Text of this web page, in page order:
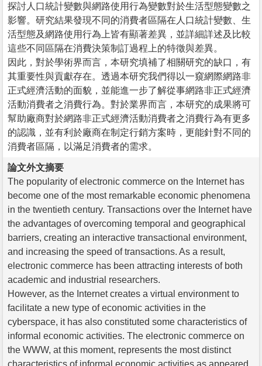
探討人口統計變數與網路使用行為變數對於生活型態變數之
影響。研究結果發現不同的消費者區隔在人口統計變數、生
活型態及網路使用行為上皆有顯著差異，並詳細詳述及比較
這些不同區隔在消費決策制訂過程上的特徵與差異。
因此，對於學術界而言，本研究填補了相關研究的缺口，有
其重要性與貢獻存在。透過本研究我們得以一窺網際網路非
正式經濟活動的面貌，並能進一步了解從事網路非正式經濟
活動消費者之消費行為。對於業界而言，本研究的成果將可
幫助廠商對於網路非正式經濟活動消費者之消費行為有更多
的認識，並有利於廠商在制定行銷方案時，更能針對不同的
消費者區隔，以滿足消費者的需求。
論文外文摘要
The popularity of electronic commerce on the Internet has
become one of the most remarkable economic phenomena
in the twentieth century. Transactions over the Internet have
the advantages of overcoming temporal and geographical
barriers, creating an interactive transactional environment,
and increasing the speed of transactions. As a result,
electronic commerce has been attracting interests of both
academic and industrial researchers.
However, as the Internet creates a virtual environment to
facilitate a new type of economic activities in the
cyberspace, it has also constituted some characteristics of
informal economic activities. The electronic commerce on
the WWW, at this moment, represents the most distinct
characteristics of informal economic activities as appeared